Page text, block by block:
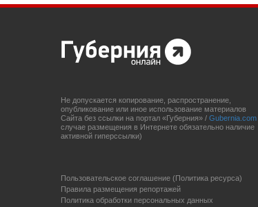
Не допускается копирование, распространение,
опубликование или иное использование материалов
Сайта без ссылки на портал «Губерния» / Gubernia.com
случае размещения в Интернете обязательно наличие
активной гиперссылки)
Пользовательское соглашение (Политика ресурса)
Правила размещения репортажей
Политика обработки персональных данных